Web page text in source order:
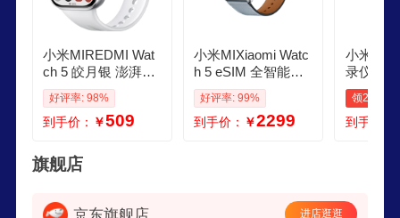
小米MIREDMI Wat
ch 5 皎月银 澎湃O
S 2 心率血氧监测
蓝牙通话 红米手表5
智能手表 小米汽车
好评率: 98%
到手价： ￥509
小米MIXiaomi Watc
h 5 eSIM 全智能旗
舰手表 智能手势控
制 健身房模式 柔雾
蓝真皮表带款
好评率: 99%
到手价： ￥2299
小米MI
录仪 国
血压手
全天血
手表
领25元券
到手价：
旗舰店
进店逛逛